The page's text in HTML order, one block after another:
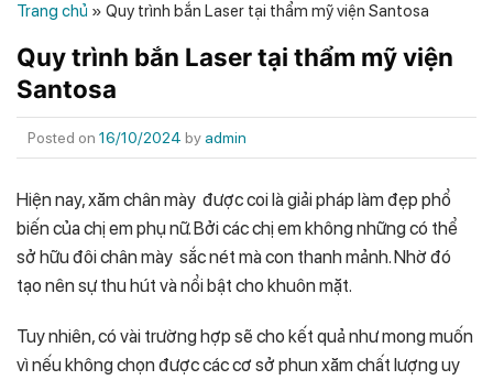
Trang chủ » Quy trình bắn Laser tại thẩm mỹ viện Santosa
Quy trình bắn Laser tại thẩm mỹ viện
Santosa
Posted on 16/10/2024 by admin
Hiện nay, xăm chân mày được coi là giải pháp làm đẹp phổ
biến của chị em phụ nữ. Bởi các chị em không những có thể
sở hữu đôi chân mày sắc nét mà con thanh mảnh. Nhờ đó
tạo nên sự thu hút và nổi bật cho khuôn mặt.
Tuy nhiên, có vài trường hợp sẽ cho kết quả như mong muốn
vì nếu không chọn được các cơ sở phun xăm chất lượng uy